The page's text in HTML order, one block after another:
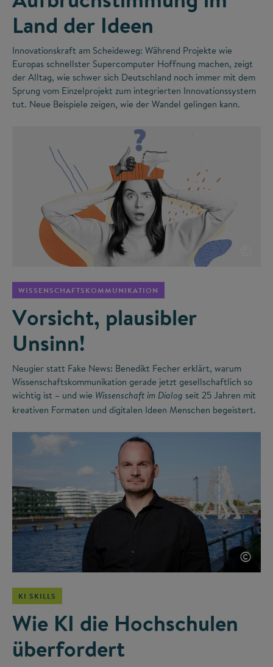
Land der Ideen
Innovationskraft am Scheideweg: Während Projekte wie
Europas schnellster Supercomputer Hoffnung machen, zeigt
der Alltag, wie schwer sich Deutschland noch immer mit dem
Sprung vom Einzelprojekt zum integrierten Innovationssystem
tut. Neue Beispiele zeigen, wie der Wandel gelingen kann.
WISSENSCHAFTSKOMMUNIKATION
Vorsicht, plausibler
Unsinn!
Neugier statt Fake News: Benedikt Fecher erklärt, warum
Wissenschaftskommunikation gerade jetzt gesellschaftlich so
wichtig ist – und wie Wissenschaft im Dialog seit 25 Jahren mit
kreativen Formaten und digitalen Ideen Menschen begeistert.
©
KI SKILLS
Wie KI die Hochschulen
überfordert